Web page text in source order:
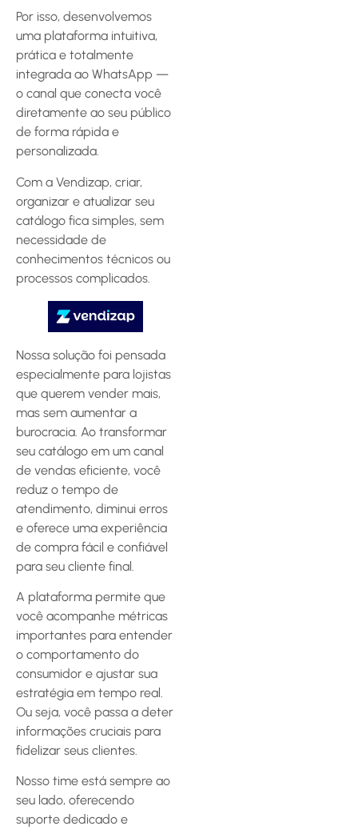
Por isso, desenvolvemos
uma plataforma intuitiva,
prática e totalmente
integrada ao WhatsApp —
o canal que conecta você
diretamente ao seu público
de forma rápida e
personalizada.
Com a Vendizap, criar,
organizar e atualizar seu
catálogo fica simples, sem
necessidade de
conhecimentos técnicos ou
processos complicados.
Nossa solução foi pensada
especialmente para lojistas
que querem vender mais,
mas sem aumentar a
burocracia. Ao transformar
seu catálogo em um canal
de vendas eficiente, você
reduz o tempo de
atendimento, diminui erros
e oferece uma experiência
de compra fácil e confiável
para seu cliente final.
A plataforma permite que
você acompanhe métricas
importantes para entender
o comportamento do
consumidor e ajustar sua
estratégia em tempo real.
Ou seja, você passa a deter
informações cruciais para
fidelizar seus clientes.
Nosso time está sempre ao
seu lado, oferecendo
suporte dedicado e